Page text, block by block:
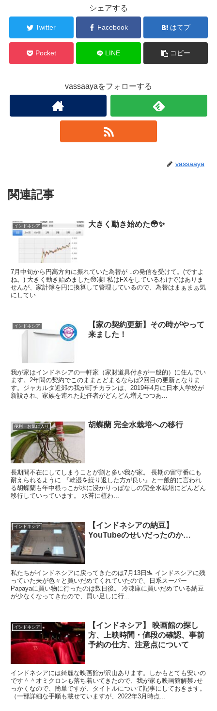
シェアする
Twitter Facebook はてブ
Pocket LINE コピー
vassaayaをフォローする
vassaaya
関連記事
インドネシア 大きく動き始めた😳✨
7月中旬から円高方向に振れていた為替が ↓の発信を受けて。(ですよ
ね。) 大きく動き始めました😳凄! 私はFXをしているわけではありま
せんが、家計簿を円に換算して管理しているので、為替はまぁまぁ気
にしてい...
インドネシア
【家の契約更新】その時がやって
来ました！
我が家はインドネシアの一軒家（家財道具付きが一般的）に住んでい
ます。2年間の契約でこのままとどまるならば2回目の更新となりま
す。ジャカルタ近郊の我が町チカランは、2019年4月に日本人学校が
新設され、家族を連れた赴任者がどんどん増えつつあ...
便利・お気に入り 胡蝶蘭 完全水栽培への移行
長期間不在にしてしまうことが割と多い我が家。 長期の留守番にも
耐えられるように 『乾湿を繰り返した方が良い』と一般的に言われ
る胡蝶蘭も年中根っこが水に浸かりっぱなしの完全水栽培にどんどん
移行していっています。 水苔に植わ...
インドネシア
【インドネシアの納豆】
YouTubeのせいだったのか…
私たちがインドネシアに戻ってきたのは7月13日🛬 インドネシアに残
っていた夫が色々と買いだめてくれていたので、日系スーパー
Papayaに買い物に行ったのは数日後。 冷凍庫に買いだめている納豆
が少なくなってきたので、買い足しに行...
インドネシア
【インドネシア】 映画館の探し
方、上映時間・値段の確認、事前
予約の仕方、注意点について
インドネシアには綺麗な映画館が沢山あります。しかもとても安いの
です＾＾オミクロンも落ち着いてきたので、我が家も映画館解禁♪せ
っかくなので、簡単ですが、タイトルについて記事にしておきます。
（一部詳細な手順も載せていますが、2022年3月時点...